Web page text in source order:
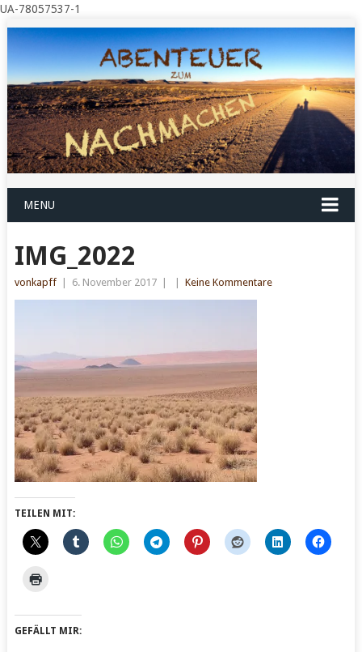
UA-78057537-1
MENU
IMG_2022
vonkapff 6. November 2017 Keine Kommentare
TEILEN MIT:
GEFÄLLT MIR: